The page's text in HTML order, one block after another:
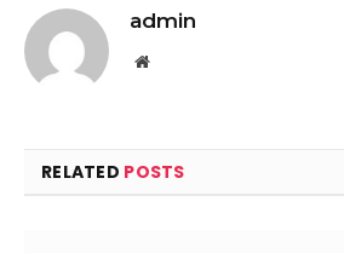
admin
Website
RELATED POSTS